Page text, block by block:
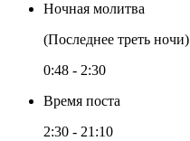
Ночная молитва
(Последнее треть ночи)
0:48 - 2:30
Время поста
2:30 - 21:10